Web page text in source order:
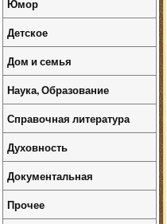
Юмор
Детское
Дом и семья
Наука, Образование
Справочная литература
Духовность
Документальная
Прочее